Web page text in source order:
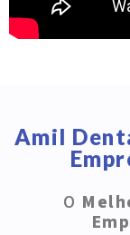
Amil
O